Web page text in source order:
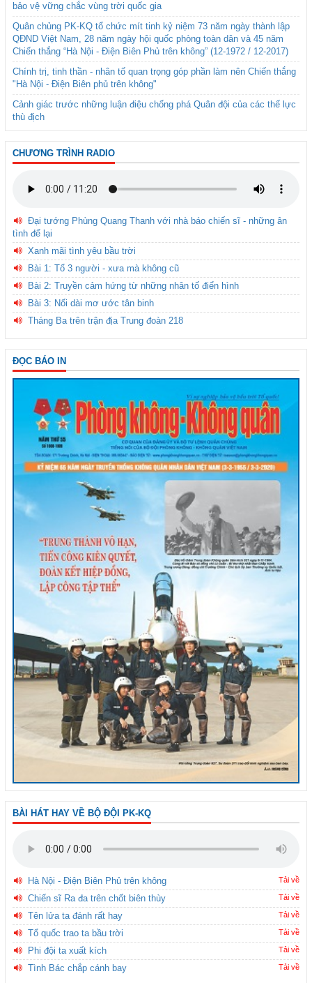
bảo vệ vững chắc vùng trời quốc gia
Quân chủng PK-KQ tổ chức mít tinh kỷ niệm 73 năm ngày thành lập
QĐND Việt Nam, 28 năm ngày hội quốc phòng toàn dân và 45 năm
Chiến thắng “Hà Nội - Điện Biên Phủ trên không” (12-1972 / 12-2017)
Chính trị, tinh thần - nhân tố quan trọng góp phần làm nên Chiến thắng
"Hà Nội - Điện Biên phủ trên không"
Cảnh giác trước những luận điệu chống phá Quân đội của các thế lực
thù địch
CHƯƠNG TRÌNH RADIO
Đại tướng Phùng Quang Thanh với nhà báo chiến sĩ - những ân
tình để lại
Xanh mãi tình yêu bầu trời
Bài 1: Tổ 3 người - xưa mà không cũ
Bài 2: Truyền cảm hứng từ những nhân tố điển hình
Bài 3: Nối dài mơ ước tân binh
Tháng Ba trên trận địa Trung đoàn 218
ĐỌC BÁO IN
BÀI HÁT HAY VỀ BỘ ĐỘI PK-KQ
Hà Nội - Điện Biên Phủ trên không Tải về
Chiến sĩ Ra đa trên chốt biên thùy Tải về
Tên lửa ta đánh rất hay Tải về
Tổ quốc trao ta bầu trời Tải về
Phi đội ta xuất kích Tải về
Tình Bác chắp cánh bay Tải về